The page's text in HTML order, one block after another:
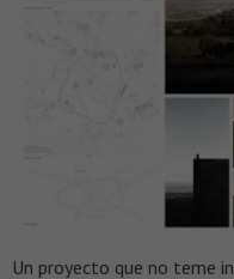
Un proyecto que no teme